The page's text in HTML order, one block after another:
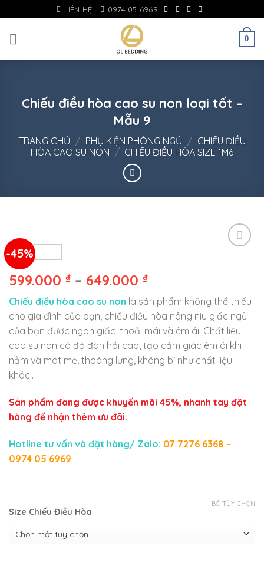
to
content
LIÊN HỆ 0974 05 6969
0
Chiếu điều hòa cao su non loại tốt –
Mẫu 9
TRANG CHỦ / PHỤ KIỆN PHÒNG NGỦ / CHIẾU ĐIỀU
HÒA CAO SU NON / CHIẾU ĐIỀU HÒA SIZE 1M6
-45%
599.000 ₫ – 649.000 ₫
Chiếu điều hòa cao su non là sản phẩm không thể thiếu
cho gia đình của bạn, chiếu điều hòa nâng niu giấc ngủ
của bạn được ngon giấc, thoải mái và êm ái. Chất liệu
cao su non có độ đàn hồi cao, tạo cảm giác êm ái khi
nằm và mát mẻ, thoáng lưng, không bí như chất liệu
khác..
Sản phẩm đang được khuyến mãi 45%, nhanh tay đặt
hàng để nhận thêm ưu đãi.
Hotline tư vấn và đặt hàng/ Zalo: 07 7276 6368 –
0974 05 6969
Size Chiếu Điều Hòa :
BỎ TÙY CHỌN